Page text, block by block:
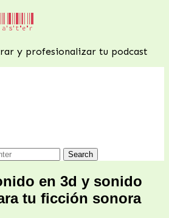
y profesionalizar tu podcast
en 3d y sonido
tu ficción sonora